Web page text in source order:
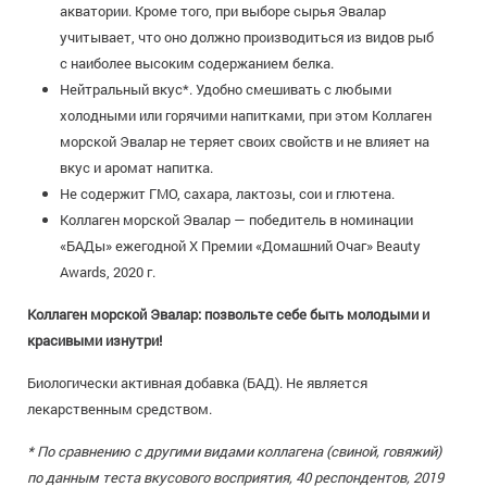
акватории. Кроме того, при выборе сырья Эвалар
учитывает, что оно должно производиться из видов рыб
с наиболее высоким содержанием белка.
Нейтральный вкус*. Удобно смешивать с любыми
холодными или горячими напитками, при этом Коллаген
морской Эвалар не теряет своих свойств и не влияет на
вкус и аромат напитка.
Не содержит ГМО, сахара, лактозы, сои и глютена.
Коллаген морской Эвалар — победитель в номинации
«БАДы» ежегодной Х Премии «Домашний Очаг» Beauty
Awards, 2020 г.
Коллаген морской Эвалар: позвольте себе быть молодыми и
красивыми изнутри!
Биологически активная добавка (БАД). Не является
лекарственным средством.
*По сравнению с другими видами коллагена (свиной, говяжий)
по данным теста вкусового восприятия, 40 респондентов, 2019